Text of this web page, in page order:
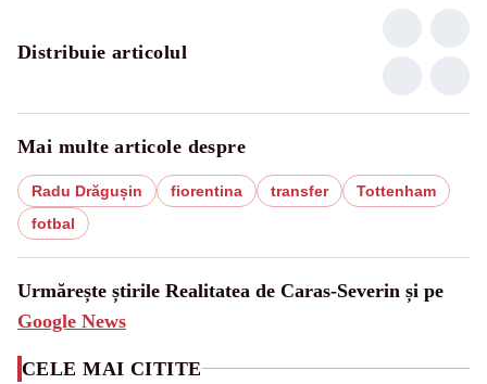
Distribuie articolul
Mai multe articole despre
Radu Drăgușin fiorentina transfer
Tottenham
fotbal
Urmărește știrile Realitatea de Caras-Severin și pe
Google News
CELE MAI CITITE